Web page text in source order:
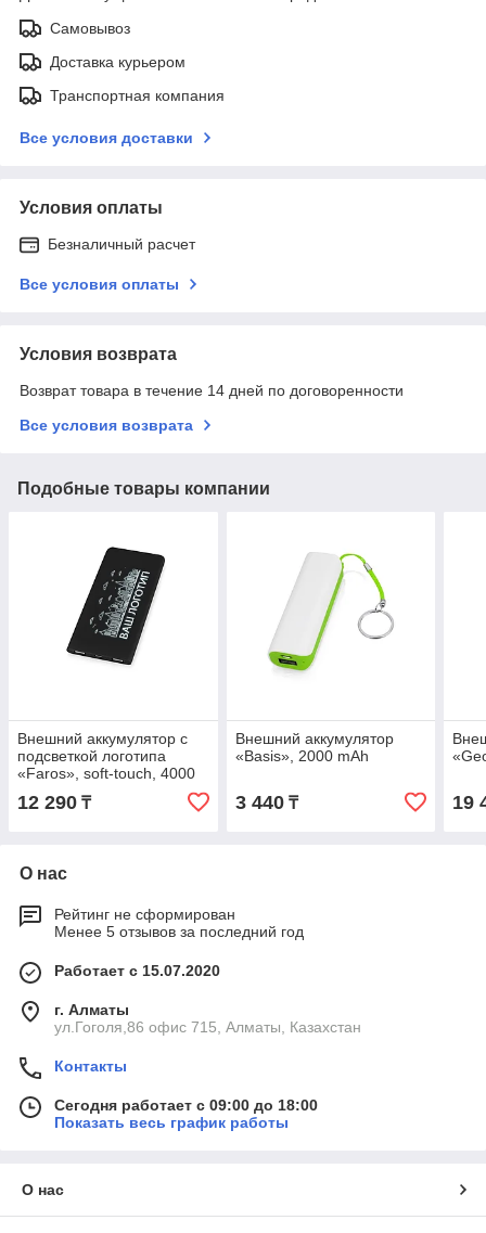
Самовывоз
Доставка курьером
Транспортная компания
Все условия доставки
Условия оплаты
Безналичный расчет
Все условия оплаты
Условия возврата
Возврат товара в течение 14 дней по договоренности
Все условия возврата
Подобные товары компании
Внешний аккумулятор с
подсветкой логотипа
«Faros», soft-touch, 4000
12 290 ₸
Внешний аккумулятор
«Basis», 2000 mAh
3 440₸ 19
О нас
Рейтинг не сформирован
Менее 5 отзывов за последний год
Работает с 15.07.2020
г. Алматы
ул.Гоголя,86 офис 715, Алматы, Казахстан
Контакты
Сегодня работает с 09:00 до 18:00
Показать весь график работы
О нас